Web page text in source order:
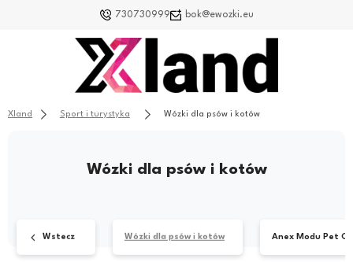
730730999 bok@ewozki.eu
Xland Sport i turystyka Wózki dla psów i kotów
Wózki dla psów i kotów
Wstecz Wózki dla psów i kotów Anex Modu Pet